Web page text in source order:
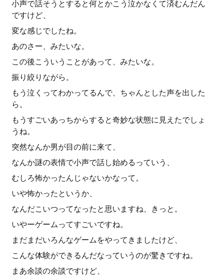
小声で話そうとすると何とかこう泣かなくて済むんだん
ですけど、
変な感じでしたね。
あのさー、みたいな。
この後こういうことがあって、みたいな。
振り絞りながら。
もう泣くってわかってるんで、ちゃんとした声を出した
ら。
もうすごいあっちからすると奇妙な状態に見えたでしょ
うね。
突然なんか男が目の前に来て、
なんか謎の表情で小声で話し始めるっていう、
むしろ怖かったんじゃないかなって。
いや怖かったというか、
なんだこいつってなったと思いますね、きっと。
いやーゲームってすごいですね。
まだまだいろんなゲームをやってきましたけど、
こんな体験ができるんだなっていうのが驚きですね。
まあ余談の余談ですけど、